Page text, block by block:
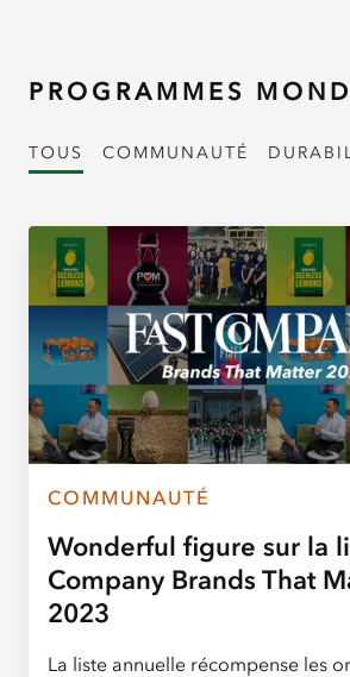
PROGRAMMES
TOUS COMMUNAUTÉ
COMMUNAUTÉ
Wonderful figure sur la
Company Brands That
2023
La liste annuelle récompense les